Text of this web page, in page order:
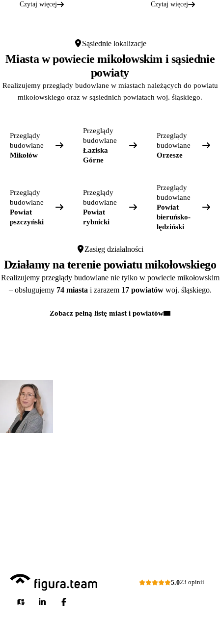
Czytaj więcej Czytaj więcej
Sąsiednie lokalizacje
Miasta w powiecie mikołowskim i sąsiednie
powiaty
Realizujemy przeglądy budowlane w miastach należących do powiatu
mikołowskiego oraz w sąsiednich powiatach woj. śląskiego.
Przeglądy
budowlane
Mikołów
Przeglądy
budowlane
Łaziska
Górne
Przeglądy
budowlane
Orzesze
Przeglądy
budowlane
Powiat
pszczyński
Przeglądy
budowlane
Powiat
rybnicki
Przeglądy
budowlane
Powiat
bieruńsko-
lędziński
Zasięg działalności
Działamy na terenie powiatu mikołowskiego
Realizujemy przeglądy budowlane nie tylko w powiecie mikołowskim
– obsługujemy 74 miasta i zarazem 17 powiatówwoj. śląskiego.
Zobacz pełną listę miast i powiatów
5.023 opinii